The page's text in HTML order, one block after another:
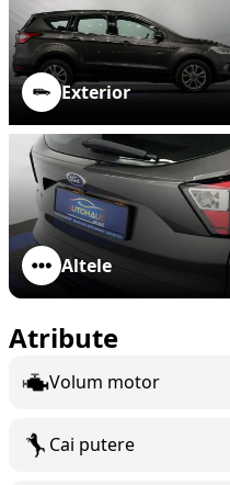
Exterior
Altele
Atribute
Volum motor
Cai putere